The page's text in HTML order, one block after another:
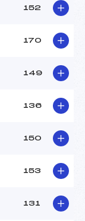
152
170
149
136
150
153
131